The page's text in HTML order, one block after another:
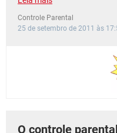
Controle Parental
25 de setembro de 2011 às
O controle